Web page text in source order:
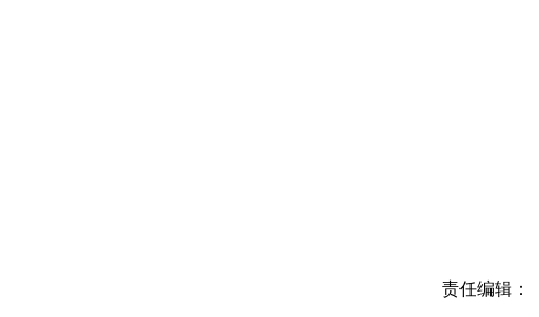
责任编辑：